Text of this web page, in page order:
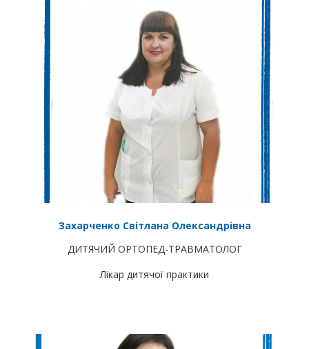
Захарченко Світлана Олександрівна
ДИТЯЧИЙ ОРТОПЕД-ТРАВМАТОЛОГ
Лікар дитячої практики